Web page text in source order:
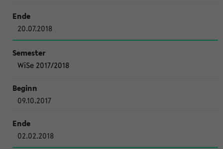
20.07.2018
WiSe 2017/2018
09.10.2017
02.02.2018